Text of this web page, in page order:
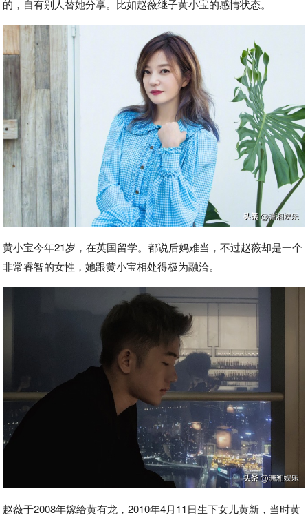
的，自有别人替她分享。比如赵薇继子黄小宝的感情状态。
黄小宝今年21岁，在英国留学。都说后妈难当，不过赵薇却是一个
非常睿智的女性，她跟黄小宝相处得极为融洽。
赵薇于2008年嫁给黄有龙，2010年4月11日生下女儿黄新，当时黄